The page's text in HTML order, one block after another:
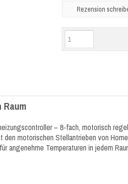
Rezension
Raum
– 8-fach, motorisch
den motorischen Stellantrieben von
angenehme Temperaturen in jedem